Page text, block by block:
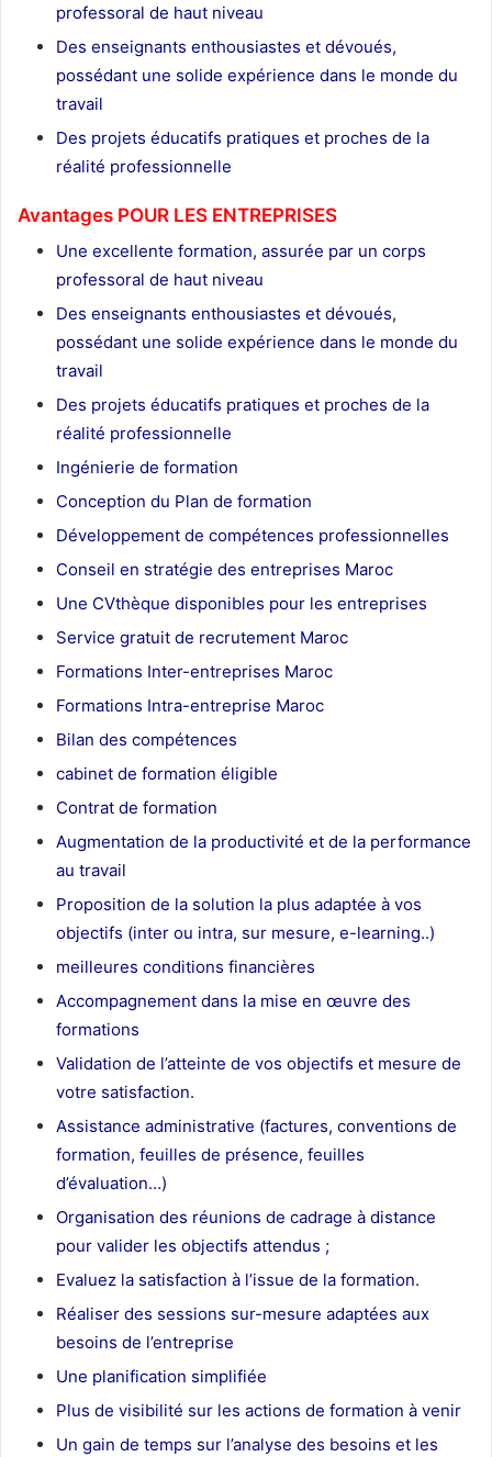
professoral de haut niveau
Des enseignants enthousiastes et dévoués,
possédant une solide expérience dans le monde du
travail
Des projets éducatifs pratiques et proches de la
réalité professionnelle
Avantages POUR LES ENTREPRISES
Une excellente formation, assurée par un corps
professoral de haut niveau
Des enseignants enthousiastes et dévoués,
possédant une solide expérience dans le monde du
travail
Des projets éducatifs pratiques et proches de la
réalité professionnelle
Ingénierie de formation
Conception du Plan de formation
Développement de compétences professionnelles
Conseil en stratégie des entreprises Maroc
Une CVthèque disponibles pour les entreprises
Service gratuit de recrutement Maroc
Formations Inter-entreprises Maroc
Formations Intra-entreprise Maroc
Bilan des compétences
cabinet de formation éligible
Contrat de formation
Augmentation de la productivité et de la performance
au travail
Proposition de la solution la plus adaptée à vos
objectifs (inter ou intra, sur mesure, e-learning..)
meilleures conditions financières
Accompagnement dans la mise en œuvre des
formations
Validation de l’atteinte de vos objectifs et mesure de
votre satisfaction.
Assistance administrative (factures, conventions de
formation, feuilles de présence, feuilles
d’évaluation…)
Organisation des réunions de cadrage à distance
pour valider les objectifs attendus ;
Evaluez la satisfaction à l’issue de la formation.
Réaliser des sessions sur-mesure adaptées aux
besoins de l’entreprise
Une planification simplifiée
Plus de visibilité sur les actions de formation à venir
Un gain de temps sur l’analyse des besoins et les